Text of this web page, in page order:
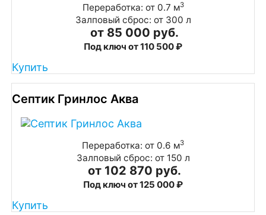
Переработка: от 0.7 м3
Залповый сброс: от 300 л
от 85 000 руб.
Под ключ от 110 500 ₽
Купить
Септик Гринлос Аква
Переработка: от 0.6 м3
Залповый сброс: от 150 л
от 102 870 руб.
Под ключ от 125 000 ₽
Купить